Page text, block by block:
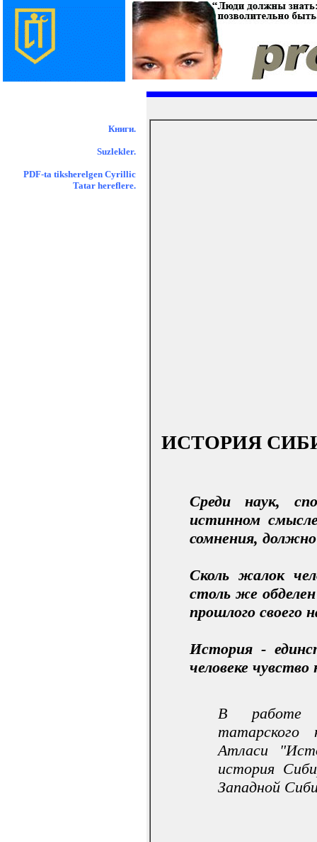
Книги.
Suzlekler.
PDF-ta tiksherelgen Cyrillic
Tatar hereflere.
ИСТОРИЯ
Среди наук,
истинном
сомнения,
Сколь жалок
столь же
прошлого своего
История -
человеке
В работе
татарского
Атласи
история
Западной